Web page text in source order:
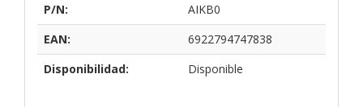
P/N:
AIKB0
EAN:
6922794747838
Disponibilidad:
Disponible